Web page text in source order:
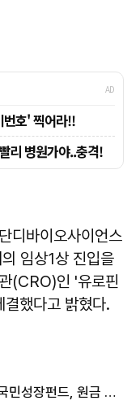
디바이오사이언스
임상1상 진입을
(CRO)인 '유로핀
했다고 밝혔다.
정부 "손실 20% 보장해준다"더니...국민성장펀드, 원금 손실 시작됐다